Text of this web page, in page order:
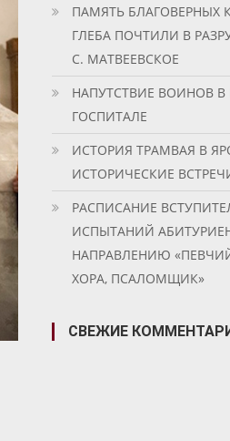
ПАМЯТЬ БЛАГОВЕРНЫХ
ГЛЕБА ПОЧТИЛИ В
С. МАТВЕЕВСКОЕ
НАПУТСТВИЕ ВОИНОВ
ГОСПИТАЛЕ
ИСТОРИЯ ТРАМВАЯ В
ИСТОРИЧЕСКИЕ
РАСПИСАНИЕ
ИСПЫТАНИЙ
НАПРАВЛЕНИЮ
ХОРА, ПСАЛОМЩИК»
СВЕЖИЕ